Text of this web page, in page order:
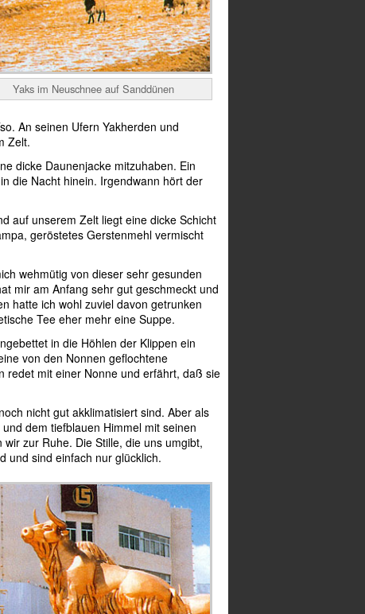
Yaks im Neuschnee auf Sanddünen
An seinen Ufern Yakherden und
Zelt.
dicke Daunenjacke mitzuhaben. Ein
die Nacht hinein. Irgendwann hört der
auf unserem Zelt liegt eine dicke Schicht
geröstetes Gerstenmehl vermischt
wehmütig von dieser sehr gesunden
mir am Anfang sehr gut geschmeckt und
hatte ich wohl zuviel davon getrunken
Tee eher mehr eine Suppe.
in die Höhlen der Klippen ein
von den Nonnen geflochtene
redet mit einer Nonne und erfährt, daß sie
nicht gut akklimatisiert sind. Aber als
dem tiefblauen Himmel mit seinen
zur Ruhe. Die Stille, die uns umgibt,
und sind einfach nur glücklich.